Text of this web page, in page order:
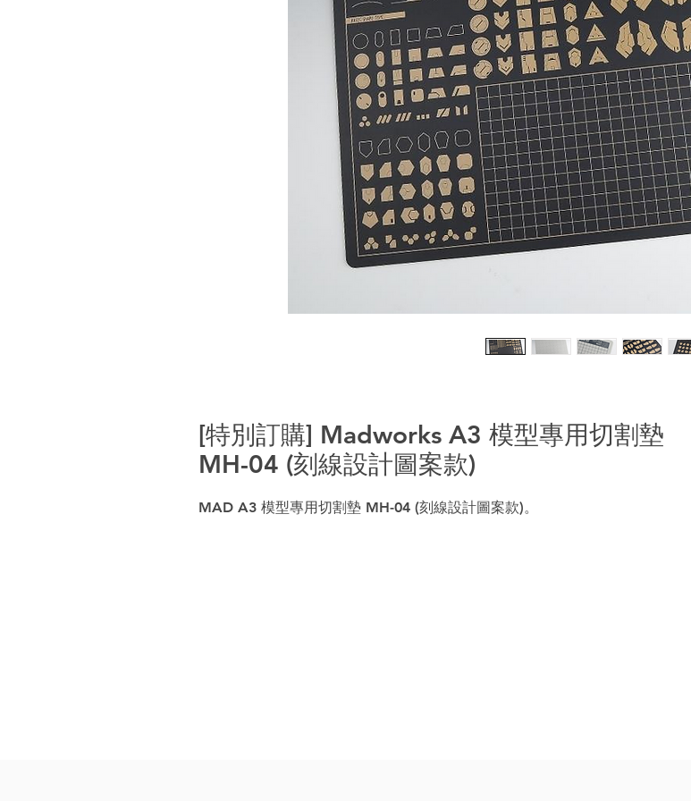
[特別訂購] Madworks A3 模型專用切割墊
MH-04 (刻線設計圖案款)
MAD A3 模型專用切割墊 MH-04 (刻線設計圖案款)。